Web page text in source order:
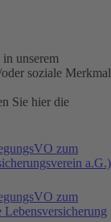
unserem
soziale
Sie hier die
zum
a.G.)
zum